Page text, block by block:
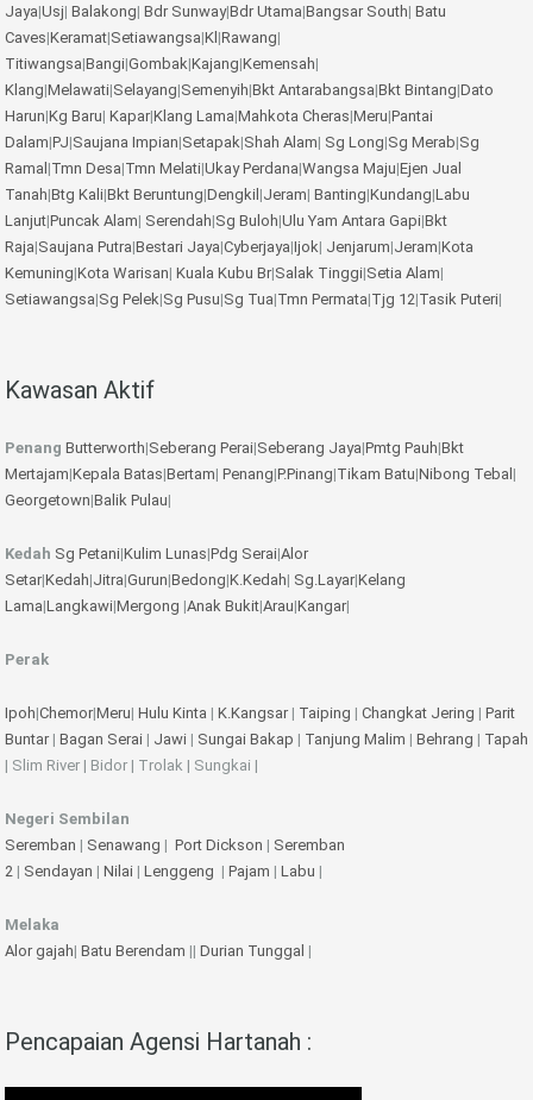
Jaya|Usj| Balakong| Bdr Sunway|Bdr Utama|Bangsar South| Batu
Caves|Keramat|Setiawangsa|Kl |Rawang|
Titiwangsa|Bangi|Gombak|Kajang|Kemensah|
Klang|Melawati|Selayang|Semenyih|Bkt Antarabangsa|Bkt Bintang|Dato
Harun|Kg Baru| Kapar|Klang Lama|Mahkota Cheras|Meru|Pantai
Dalam|PJ|Saujana Impian|Setapak|Shah Alam| Sg Long|Sg Merab|Sg
Ramal |Tmn Desa|Tmn Melati|Ukay Perdana|Wangsa Maju|Ejen Jual
Tanah|Btg Kali|Bkt Beruntung|Dengkil |Jeram| Banting|Kundang|Labu
Lanjut|Puncak Alam| Serendah|Sg Buloh|Ulu Yam Antara Gapi|Bkt
Raja|Saujana Putra|Bestari Jaya|Cyberjaya|Ijok| Jenjarum|Jeram|Kota
Kemuning|Kota Warisan| Kuala Kubu Br|Salak Tinggi|Setia Alam|
Setiawangsa|Sg Pelek|Sg Pusu|Sg Tua|Tmn Permata|Tjg 12|Tasik Puteri|
Kawasan Aktif
Penang Butterworth|Seberang Perai|Seberang Jaya|Pmtg Pauh|Bkt
Mertajam|Kepala Batas|Bertam| Penang|P.Pinang|Tikam Batu|Nibong Tebal |
Georgetown|Balik Pulau|
Kedah Sg Petani|Kulim Lunas|Pdg Serai|Alor
Setar|Kedah|Jitra|Gurun|Bedong|K.Kedah| Sg.Layar|Kelang
Lama|Langkawi|Mergong |Anak Bukit|Arau|Kangar|
Perak
Ipoh|Chemor|Meru| Hulu Kinta | K.Kangsar| Taiping | Changkat Jering | Parit
Buntar| Bagan Serai | Jawi | Sungai Bakap | Tanjung Malim | Behrang | Tapah
| Slim River | Bidor | Trolak | Sungkai |
Negeri Sembilan
Seremban | Senawang | Port Dickson | Seremban
2 | Sendayan | Nilai | Lenggeng | Pajam | Labu |
Melaka
Alor gajah| Batu Berendam || Durian Tunggal |
Pencapaian Agensi Hartanah :